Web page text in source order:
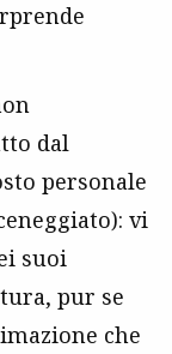
dal
personale
vi
suoi
pur se
che